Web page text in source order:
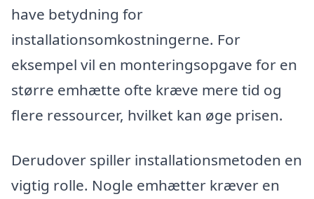
have betydning for
installationsomkostningerne. For
eksempel vil en monteringsopgave for en
større emhætte ofte kræve mere tid og
flere ressourcer, hvilket kan øge prisen.
Derudover spiller installationsmetoden en
vigtig rolle. Nogle emhætter kræver en